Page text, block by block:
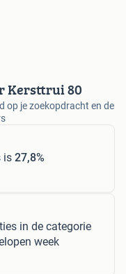
Kersttrui 80
op je zoekopdracht en de
is 27,8%
in de categorie
week